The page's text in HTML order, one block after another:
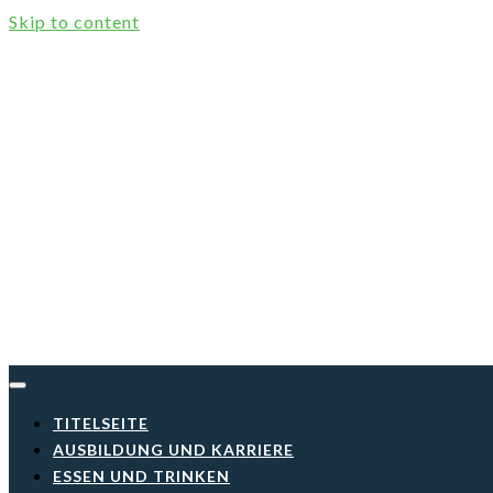
Skip to content
TITELSEITE
AUSBILDUNG UND KARRIERE
ESSEN UND TRINKEN